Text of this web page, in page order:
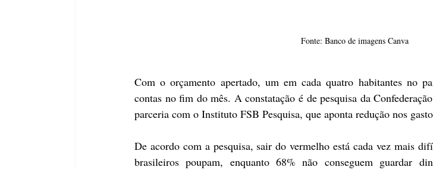
Fonte: Banco de imagens Canva
Com o orçamento apertado, um em cada quatro habitantes no
contas no fim do mês. A constatação é de pesquisa da
parceria com o Instituto FSB Pesquisa, que aponta redução nos
De acordo com a pesquisa, sair do vermelho está cada vez mais
brasileiros poupam, enquanto 68% não conseguem guardar